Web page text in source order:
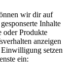
wir dir auf
Inhalte
oder Produkte
anzeigen
setzen
ein: